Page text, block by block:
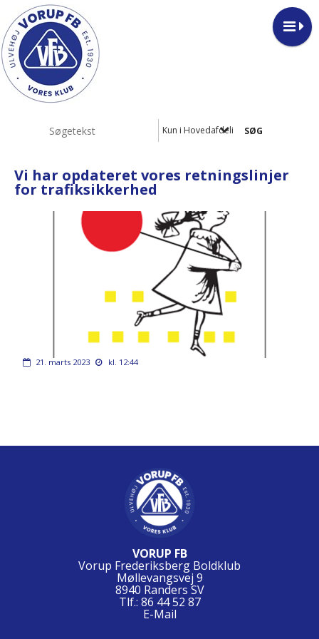
Kun i Hovedafdeling
Vi har opdateret vores retningslinjer
for trafiksikkerhed
21. marts 2023 kl. 12:44
VORUP FB
Vorup Frederiksberg Boldklub
Møllevangsvej 9
8940 Randers SV
Tlf.: 86 44 52 87
E-Mail